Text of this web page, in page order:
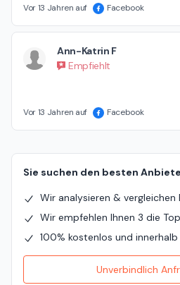
Vor 13 Jahren auf Facebook
Ann-Katrin F
Empfiehlt
Vor 13 Jahren auf Facebook
Sie suchen den besten
Wir analysieren & vergleichen
Wir empfehlen Ihnen 3 die
100% kostenlos und innerhalb
Unverbindlich